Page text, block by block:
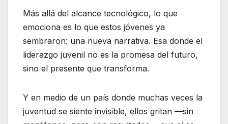
Más allá del alcance tecnológico, lo que
emociona es lo que estos jóvenes ya
sembraron: una nueva narrativa. Esa donde el
liderazgo juvenil no es la promesa del futuro,
sino el presente que transforma.
Y en medio de un país donde muchas veces la
juventud se siente invisible, ellos gritan —sin